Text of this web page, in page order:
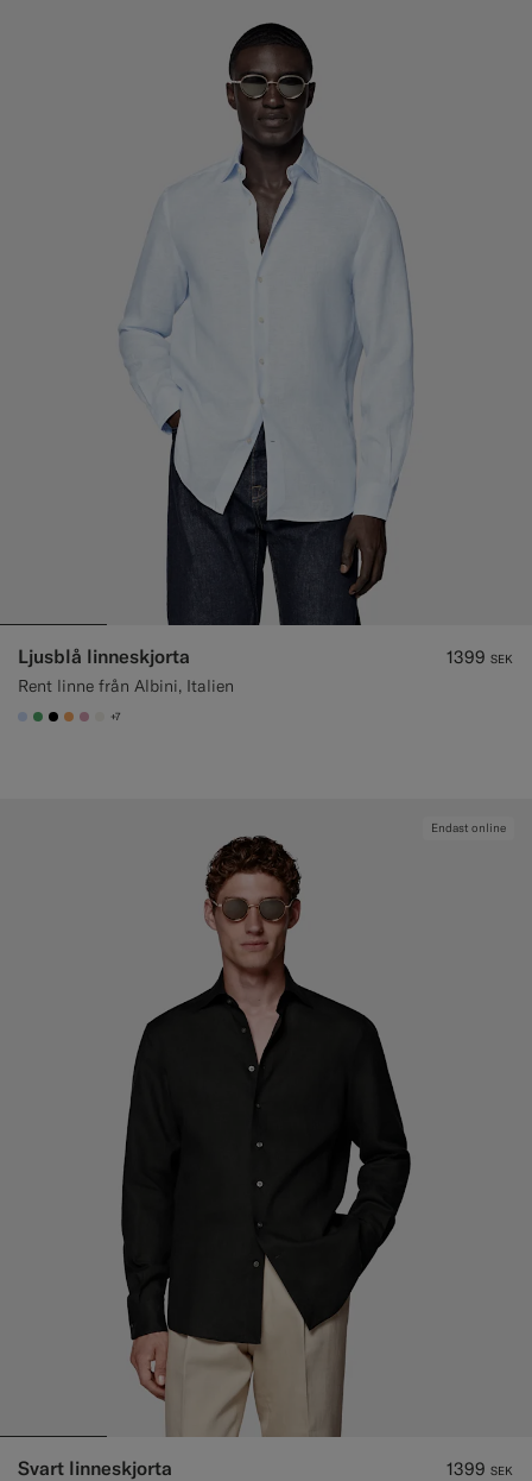
Ljusblå linneskjorta
Rent linne från Albini, Italien
1399 SEK
#CCDCF9
#50AA6A
#000000
#F9AA62
#DAA1B6
#F1EFE8
+7
Endast online
Svart linneskjorta 1399 SEK